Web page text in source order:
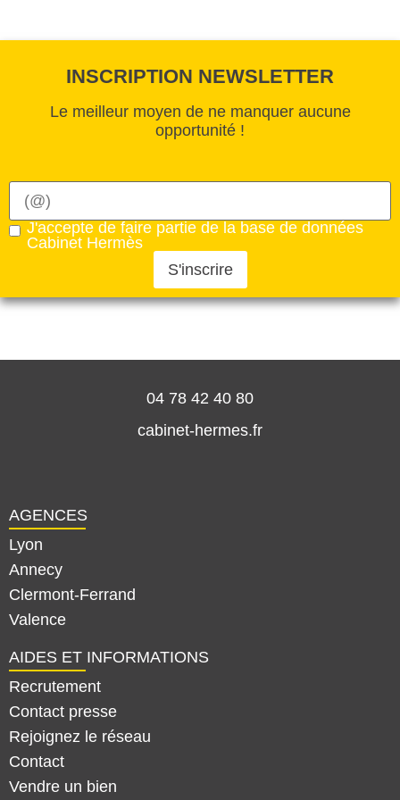
INSCRIPTION NEWSLETTER
Le meilleur moyen de ne manquer aucune
opportunité !
J'accepte de faire partie de la base de données
Cabinet Hermès
S'inscrire
04 78 42 40 80
cabinet-hermes.fr
AGENCES
Lyon
Annecy
Clermont-Ferrand
Valence
AIDES ET INFORMATIONS
Recrutement
Contact presse
Rejoignez le réseau
Contact
Vendre un bien